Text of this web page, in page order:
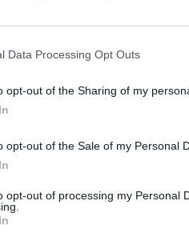
Data Processing Opt Outs
opt-out of the Sharing of my
opt-out of the Sale of my Personal
opt-out of processing my Personal
είχε και
ο οποίος και
«Σε ένα κόμικ,
που του πάταγαν
30 καρέ. Ο
έτσι θα έπρεπε να
δημοσίευμα
ο Πολάκης με